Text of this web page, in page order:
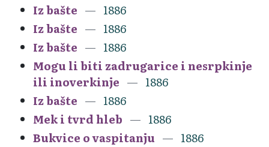
Iz bašte
1886
Iz bašte
1886
Iz bašte
1886
Mogu li biti zadrugarice i nesrpkinje
ili inoverkinje
1886
Iz bašte
1886
Mek i tvrd hleb
1886
Bukvice o vaspitanju
1886